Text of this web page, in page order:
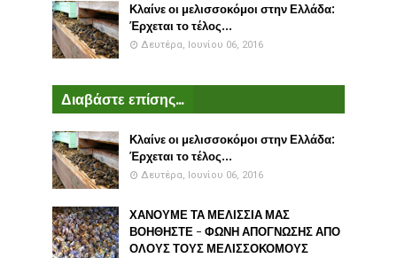
Κλαίνε οι μελισσοκόμοι στην Ελλάδα:
Έρχεται το τέλος...
Δευτέρα, Ιουνίου 06, 2016
Διαβάστε επίσης...
Κλαίνε οι μελισσοκόμοι στην Ελλάδα:
Έρχεται το τέλος...
Δευτέρα, Ιουνίου 06, 2016
ΧΑΝΟΥΜΕ ΤΑ ΜΕΛΙΣΣΙΑ ΜΑΣ
ΒΟΗΘΗΣΤΕ - ΦΩΝΗ ΑΠΟΓΝΩΣΗΣ ΑΠΟ
ΟΛΟΥΣ ΤΟΥΣ ΜΕΛΙΣΣΟΚΟΜΟΥΣ